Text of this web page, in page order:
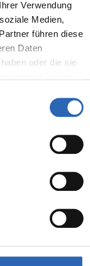
Verwendung
Medien,
führen diese
Daten
oder die sie
inkl. MwSt.